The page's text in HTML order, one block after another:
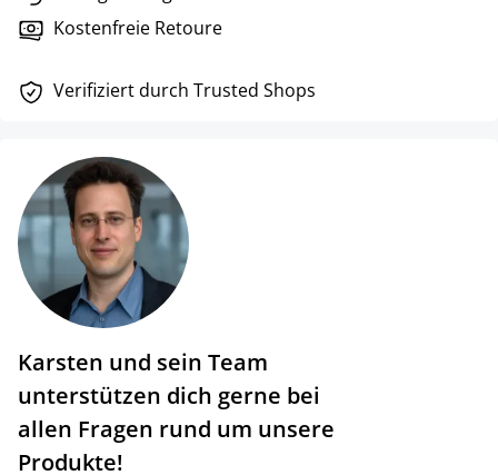
Kostenfreie Retoure
Verifiziert durch Trusted Shops
Karsten und sein Team
unterstützen dich gerne bei
allen Fragen rund um unsere
Produkte!